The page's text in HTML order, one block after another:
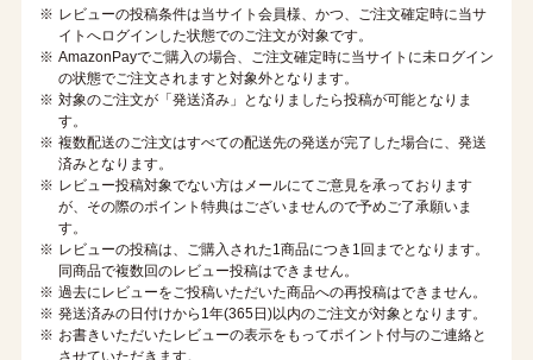
レビューの投稿条件は当サイト会員様、かつ、ご注文確定時に当サ
イトへログインした状態でのご注文が対象です。
AmazonPayでご購入の場合、ご注文確定時に当サイトに未ログイン
の状態でご注文されますと対象外となります。
対象のご注文が「発送済み」となりましたら投稿が可能となりま
す。
複数配送のご注文はすべての配送先の発送が完了した場合に、発送
済みとなります。
レビュー投稿対象でない方はメールにてご意見を承っております
が、その際のポイント特典はございませんので予めご了承願いま
す。
レビューの投稿は、ご購入された1商品につき1回までとなります。
同商品で複数回のレビュー投稿はできません。
過去にレビューをご投稿いただいた商品への再投稿はできません。
発送済みの日付けから1年(365日)以内のご注文が対象となります。
お書きいただいたレビューの表示をもってポイント付与のご連絡と
させていただきます。